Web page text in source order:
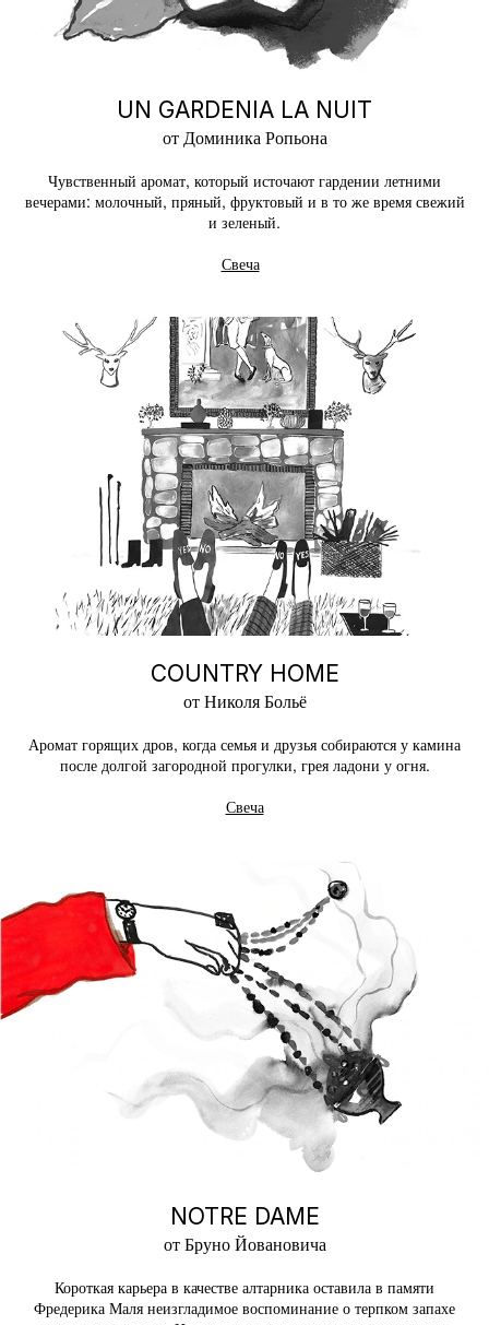
UN GARDENIA LA NUIT
от Доминика Ропьона
Чувственный аромат, который источают гардении летними
вечерами: молочный, пряный, фруктовый и в то же время свежий
и зеленый.
Свеча
COUNTRY HOME
от Николя Больё
Аромат горящих дров, когда семья и друзья собираются у камина
после долгой загородной прогулки, грея ладони у огня.
Свеча
NOTRE DAME
от Бруно Йовановича
Короткая карьера в качестве алтарника оставила в памяти
Фредерика Маля неизгладимое воспоминание о терпком запахе